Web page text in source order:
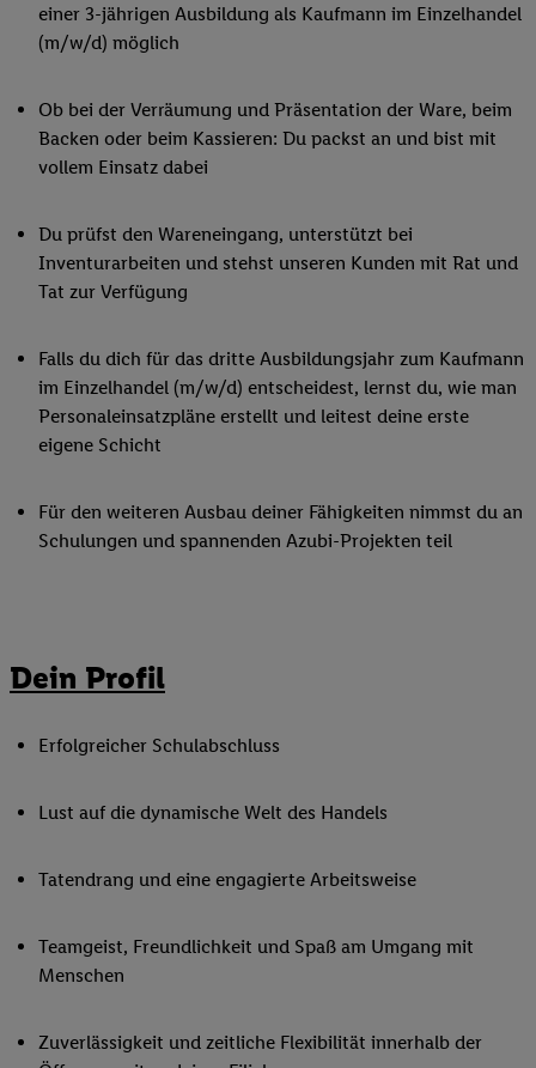
einer 3-jährigen Ausbildung als Kaufmann im Einzelhandel
(m/w/d) möglich
Ob bei der Verräumung und Präsentation der Ware, beim
Backen oder beim Kassieren: Du packst an und bist mit
vollem Einsatz dabei
Du prüfst den Wareneingang, unterstützt bei
Inventurarbeiten und stehst unseren Kunden mit Rat und
Tat zur Verfügung
Falls du dich für das dritte Ausbildungsjahr zum Kaufmann
im Einzelhandel (m/w/d) entscheidest, lernst du, wie man
Personaleinsatzpläne erstellt und leitest deine erste
eigene Schicht
Für den weiteren Ausbau deiner Fähigkeiten nimmst du an
Schulungen und spannenden Azubi-Projekten teil
Dein Profil
Erfolgreicher Schulabschluss
Lust auf die dynamische Welt des Handels
Tatendrang und eine engagierte Arbeitsweise
Teamgeist, Freundlichkeit und Spaß am Umgang mit
Menschen
Zuverlässigkeit und zeitliche Flexibilität innerhalb der